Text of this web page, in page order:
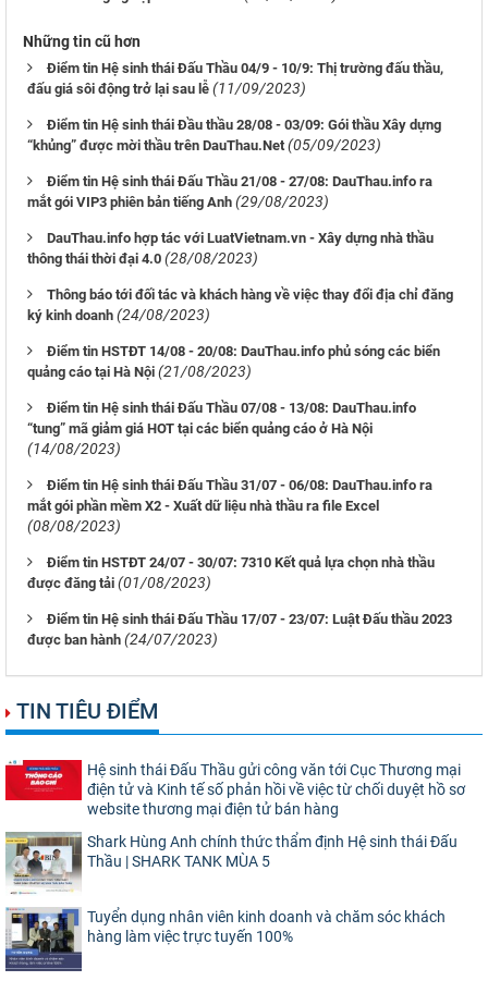
Những tin cũ hơn
Điểm tin Hệ sinh thái Đấu Thầu 04/9 - 10/9: Thị trường đấu thầu,
đấu giá sôi động trở lại sau lễ (11/09/2023)
Điểm tin Hệ sinh thái Đầu thầu 28/08 - 03/09: Gói thầu Xây dựng
“khủng” được mời thầu trên DauThau.Net (05/09/2023)
Điểm tin Hệ sinh thái Đấu Thầu 21/08 - 27/08: DauThau.info ra
mắt gói VIP3 phiên bản tiếng Anh (29/08/2023)
DauThau.info hợp tác với LuatVietnam.vn - Xây dựng nhà thầu
thông thái thời đại 4.0 (28/08/2023)
Thông báo tới đối tác và khách hàng về việc thay đổi địa chỉ đăng
ký kinh doanh (24/08/2023)
Điểm tin HSTĐT 14/08 - 20/08: DauThau.info phủ sóng các biển
quảng cáo tại Hà Nội (21/08/2023)
Điểm tin Hệ sinh thái Đấu Thầu 07/08 - 13/08: DauThau.info
“tung” mã giảm giá HOT tại các biển quảng cáo ở Hà Nội
(14/08/2023)
Điểm tin Hệ sinh thái Đấu Thầu 31/07 - 06/08: DauThau.info ra
mắt gói phần mềm X2 - Xuất dữ liệu nhà thầu ra file Excel
(08/08/2023)
Điểm tin HSTĐT 24/07 - 30/07: 7310 Kết quả lựa chọn nhà thầu
được đăng tải (01/08/2023)
Điểm tin Hệ sinh thái Đấu Thầu 17/07 - 23/07: Luật Đấu thầu 2023
được ban hành (24/07/2023)
TIN TIÊU ĐIỂM
Hệ sinh thái Đấu Thầu gửi công văn tới Cục Thương mại
điện tử và Kinh tế số phản hồi về việc từ chối duyệt hồ sơ
website thương mại điện tử bán hàng
Shark Hùng Anh chính thức thẩm định Hệ sinh thái Đấu
Thầu | SHARK TANK MÙA 5
Tuyển dụng nhân viên kinh doanh và chăm sóc khách
hàng làm việc trực tuyến 100%